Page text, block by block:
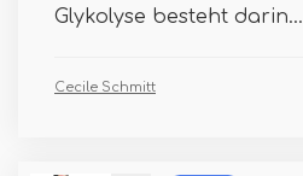
Glykolyse besteht darin...
Cecile Schmitt